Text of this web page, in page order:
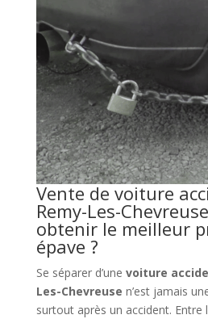
Vente de voiture
Remy-Les-
obtenir le meilleur
épave ?
Se séparer d’une voiture
Les-Chevreuse n’est jamais
surtout après un accident.